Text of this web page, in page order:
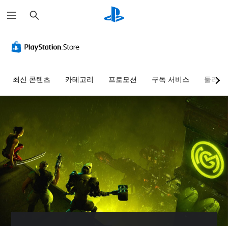
색
최신 콘텐츠 카테고리 프로모션 구독 서비스 둘러보